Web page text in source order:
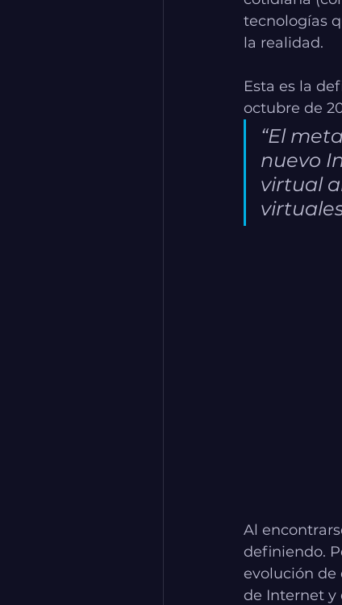
tecnologías
la realidad.
Esta es la
octubre de
“El
nuevo
virtual
Al
definiendo.
evolución de
de Internet y